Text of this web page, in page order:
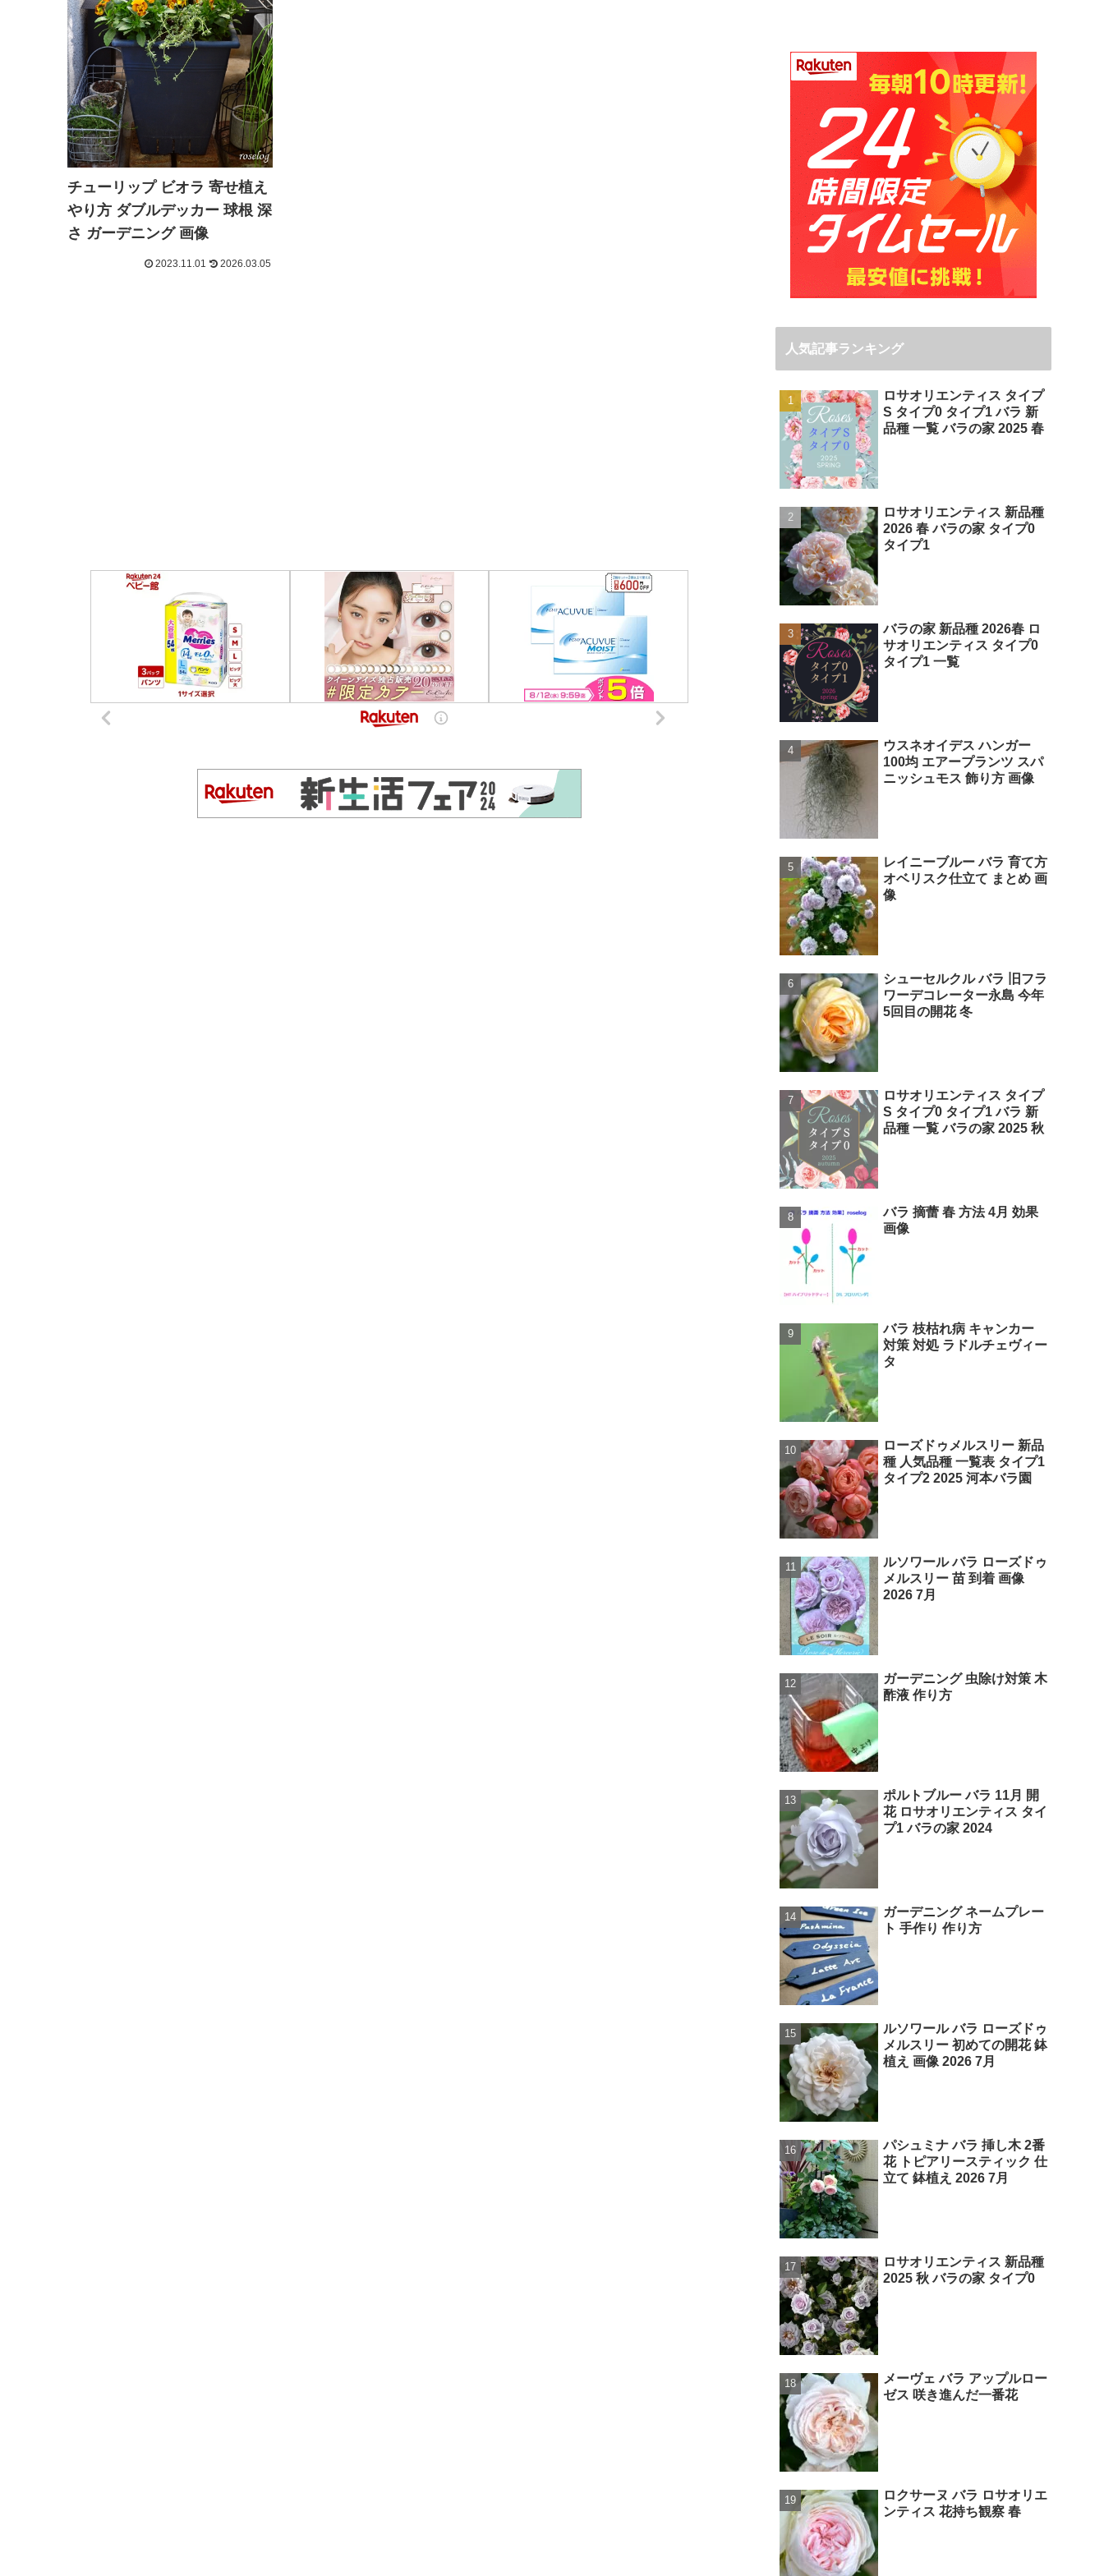
チューリップ ビオラ 寄せ植え
やり方 ダブルデッカー 球根 深
さ ガーデニング 画像
2023.11.01 2026.03.05
人気記事ランキング
ロサオリエンティス タイプ
S タイプ0 タイプ1 バラ 新
品種 一覧 バラの家 2025 春
ロサオリエンティス 新品種
2026 春 バラの家 タイプ0
タイプ1
バラの家 新品種 2026春 ロ
サオリエンティス タイプ0
タイプ1 一覧
ウスネオイデス ハンガー
100均 エアープランツ スパ
ニッシュモス 飾り方 画像
レイニーブルー バラ 育て方
オベリスク仕立て まとめ 画
像
シューセルクル バラ 旧フラ
ワーデコレーター永島 今年
5回目の開花 冬
ロサオリエンティス タイプ
S タイプ0 タイプ1 バラ 新
品種 一覧 バラの家 2025 秋
バラ 摘蕾 春 方法 4月 効果
画像
バラ 枝枯れ病 キャンカー
対策 対処 ラドルチェヴィー
タ
ローズドゥメルスリー 新品
種 人気品種 一覧表 タイプ1
タイプ2 2025 河本バラ園
ルソワール バラ ローズドゥ
メルスリー 苗 到着 画像
2026 7月
ガーデニング 虫除け対策 木
酢液 作り方
ポルトブルー バラ 11月 開
花 ロサオリエンティス タイ
プ1 バラの家 2024
ガーデニング ネームプレー
ト 手作り 作り方
ルソワール バラ ローズドゥ
メルスリー 初めての開花 鉢
植え 画像 2026 7月
パシュミナ バラ 挿し木 2番
花 トピアリースティック 仕
立て 鉢植え 2026 7月
ロサオリエンティス 新品種
2025 秋 バラの家 タイプ0
メーヴェ バラ アップルロー
ゼス 咲き進んだ一番花
ロクサーヌ バラ ロサオリエ
ンティス 花持ち観察 春